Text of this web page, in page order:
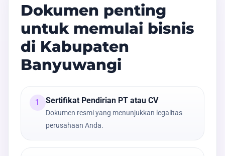
Dokumen penting
untuk memulai bisnis
di Kabupaten
Banyuwangi
1 Sertifikat Pendirian PT atau CV
Dokumen resmi yang menunjukkan legalitas
perusahaan Anda.